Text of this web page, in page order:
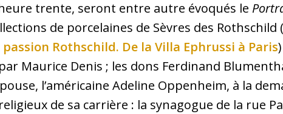
trente, seront entre autre évoqués le
de porcelaines de Sèvres des Rothschild
passion Rothschild. De la Villa Ephrussi à Paris
Maurice Denis ; les dons Ferdinand
l’américaine Adeline Oppenheim, à la
de sa carrière : la synagogue de la rue